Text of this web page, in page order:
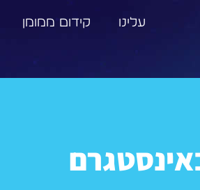
עלינו קידום ממומן